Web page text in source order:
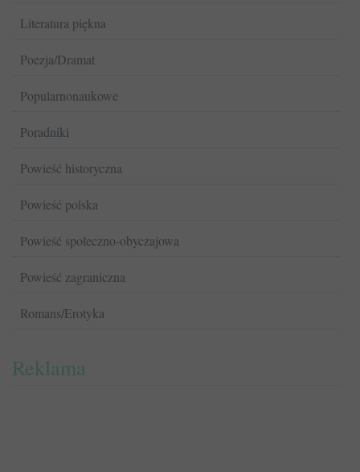
Literatura piękna
Poezja/Dramat
Popularnonaukowe
Poradniki
Powieść historyczna
Powieść polska
Powieść społeczno-obyczajowa
Powieść zagraniczna
Romans/Erotyka
Reklama